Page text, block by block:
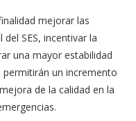
mejorar las
SES, incentivar la
una mayor estabilidad
un incremento
de la calidad en la